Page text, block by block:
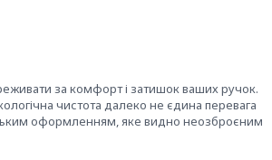
за комфорт і затишок ваших ручок.
чистота далеко не єдина перевага
оформленням, яке видно неозброєним